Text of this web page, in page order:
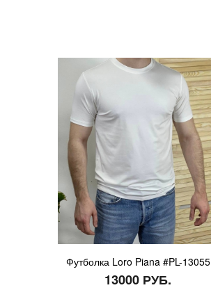
Футболка Loro Piana #PL-13055
13000 РУБ.